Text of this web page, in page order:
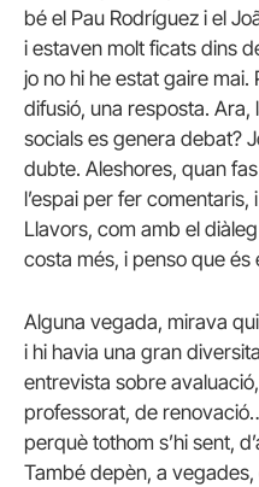
bé el Pau Rodríguez i el
i estaven molt ficats dins
jo no hi he estat gaire mai.
difusió, una resposta.
socials es genera debat?
dubte. Aleshores, quan
l’espai per fer
Llavors, com amb el
costa més, i penso que és
Alguna vegada, mirava
i hi havia una gran
entrevista sobre
professorat, de
perquè tothom s’hi sent,
També depèn, a